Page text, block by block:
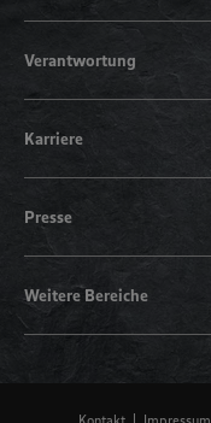
Verantwortung
Karriere
Presse
Weitere Bereiche